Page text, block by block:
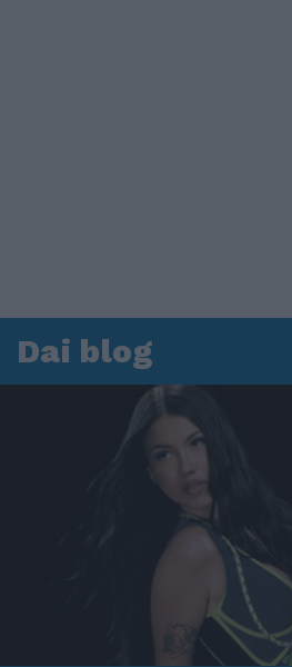
Dai blog